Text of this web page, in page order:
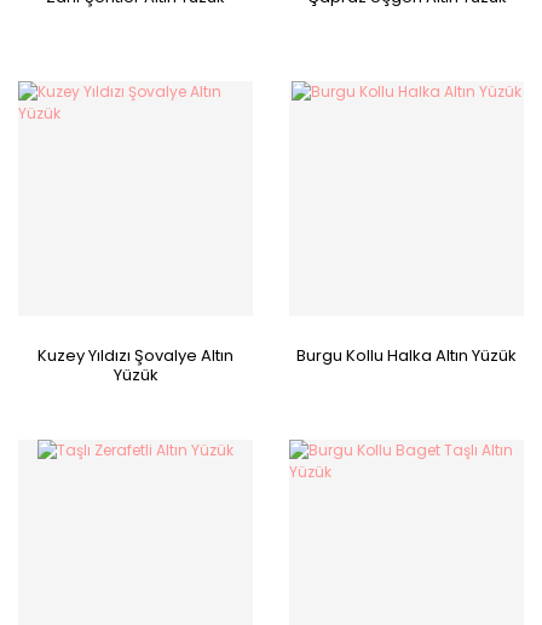
Kuzey Yıldızı Şovalye Altın
Yüzük
Burgu Kollu Halka Altın Yüzük